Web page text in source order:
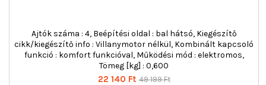
Ajtók száma : 4, Beépítési oldal : bal hátsó, Kiegészítő
cikk/kiegészítő info : Villanymotor nélkül, Kombinált kapcsoló
funkció : komfort funkcióval, Működési mód : elektromos,
Tömeg [kg] : 0,600
Ár
22 140 Ft Normál
49 199 Ft